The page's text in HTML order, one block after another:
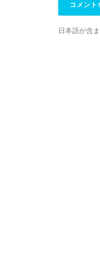
日本語が含